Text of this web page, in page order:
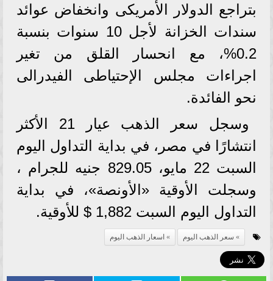
بتراجع الدولار الأمريكى وانخفاض عوائد
سندات الخزانة لأجل 10 سنوات بنسبة
0.2%، مع انحسار القلق من تغير
اجراءات مجلس الإحتياطى الفيدرالى
نحو الفائدة.
وسجل سعر الذهب عيار 21 الأكثر
انتشارًا في مصر، في بداية التداول اليوم
السبت 22 مايو، 829.05 جنيه للجرام ،
وسجلت الأوقية «الأونصة»، في بداية
التداول اليوم السبت 1,882 $ للأوقية.
سعر الذهب اليوم اسعار الذهب اليوم